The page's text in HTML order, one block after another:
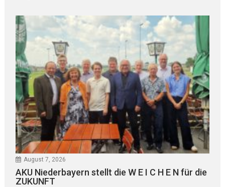
August 7, 2026
AKU Niederbayern stellt die W E I C H E N für die
ZUKUNFT